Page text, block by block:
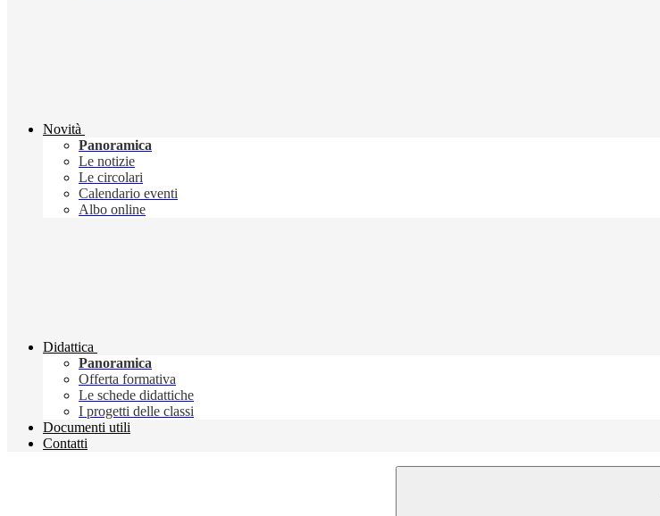
Novità
Panoramica
Le notizie
Le circolari
Calendario eventi
Albo online
Didattica
Panoramica
Offerta formativa
Le schede didattiche
I progetti delle classi
Documenti utili
Contatti